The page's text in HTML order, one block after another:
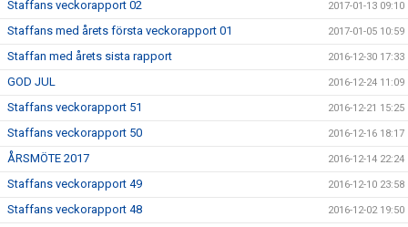
Staffans veckorapport 02 2017-01-13 09:10
Staffans med årets första veckorapport 01 2017-01-05 10:59
Staffan med årets sista rapport 2016-12-30 17:33
GOD JUL 2016-12-24 11:09
Staffans veckorapport 51 2016-12-21 15:25
Staffans veckorapport 50 2016-12-16 18:17
ÅRSMÖTE 2017 2016-12-14 22:24
Staffans veckorapport 49 2016-12-10 23:58
Staffans veckorapport 48 2016-12-02 19:50